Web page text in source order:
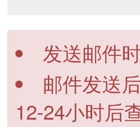
发送邮件
邮件发送
12-24小时后